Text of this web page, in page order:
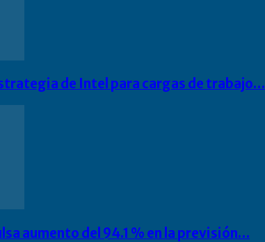
de Intel para cargas de trabajo…
aumento del 94.1 % en la previsión…